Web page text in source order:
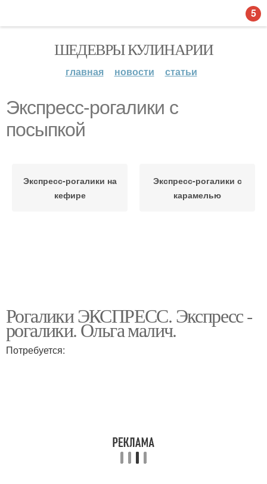
ШЕДЕВРЫ КУЛИНАРИИ
главная новости статьи
Экспресс-рогалики с
посыпкой
Экспресс-рогалики на
кефире
Экспресс-рогалики с
карамелью
Рогалики ЭКСПРЕСС. Экспресс -
рогалики. Ольга малич.
Потребуется:
5